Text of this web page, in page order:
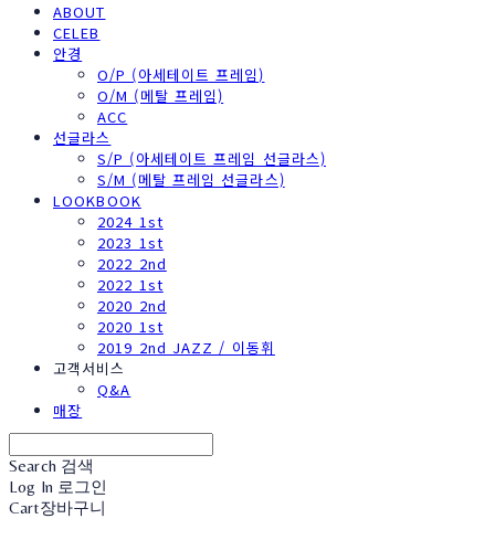
ABOUT
CELEB
안경
O/P (아세테이트 프레임)
O/M (메탈 프레임)
ACC
선글라스
S/P (아세테이트 프레임 선글라스)
S/M (메탈 프레임 선글라스)
LOOKBOOK
2024 1st
2023 1st
2022 2nd
2022 1st
2020 2nd
2020 1st
2019 2nd JAZZ / 이동휘
고객서비스
Q&A
매장
Search 검색
Log In 로그인
Cart장바구니